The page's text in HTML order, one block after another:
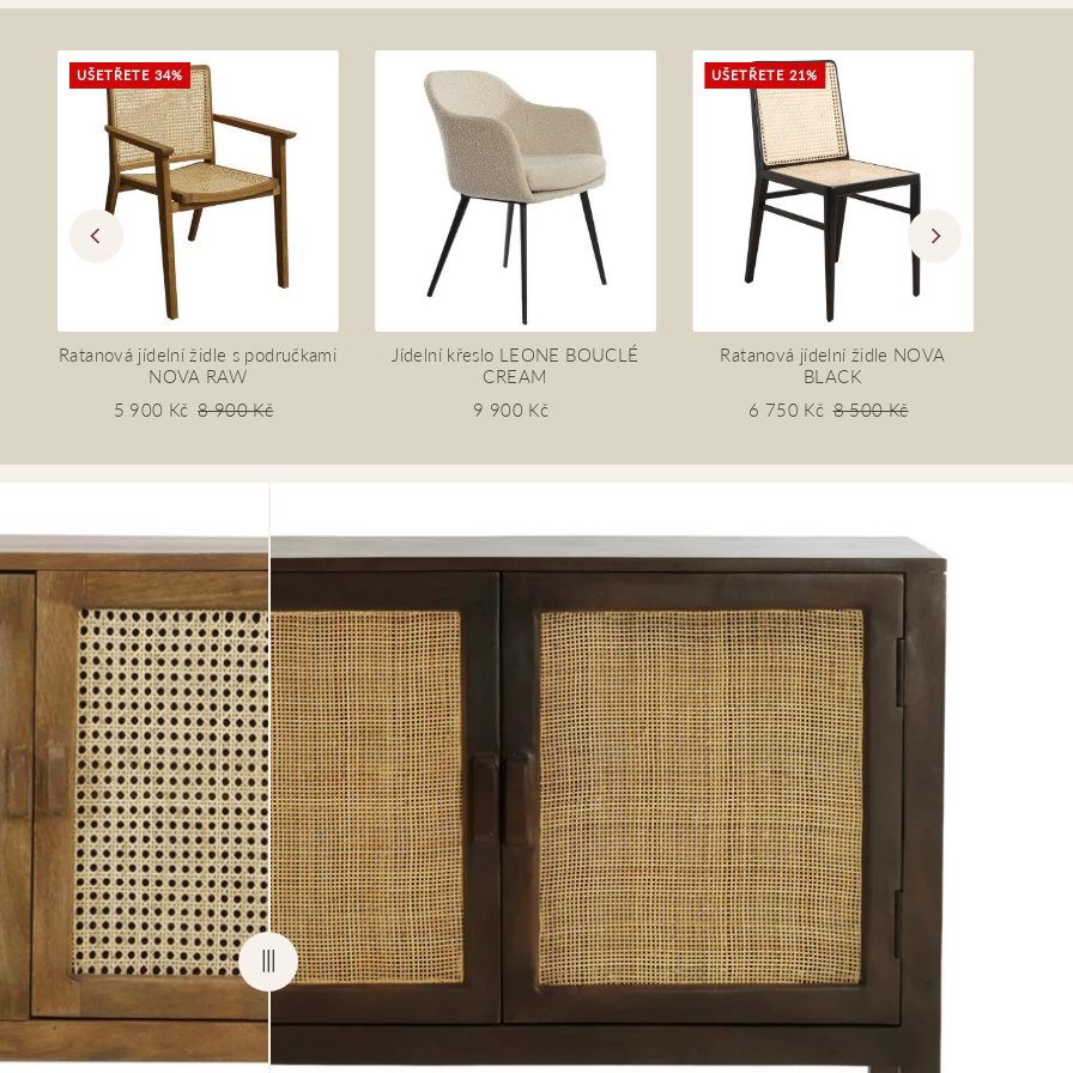
UŠETŘETE 34%
Ratanová jídelní židle s područkami
NOVA RAW
5 900 Kč 8 900 Kč
Jídelní křeslo LEONE BOUCLÉ
CREAM
9 900 Kč
UŠETŘETE 21%
Ratanová jídelní židle NOVA
BLACK
6 750 Kč 8 500 Kč